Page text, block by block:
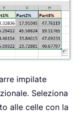
impilate
Seleziona
alle celle con la